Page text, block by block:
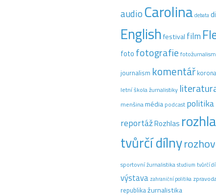
audio Carolina debata
Englishfestival film
foto fotografie
journalism komentář
letní škola žurnalistiky
menšinamédia podcast politika
reportážRozhlas
tvůrčí dílny
sportovní žurnalistikastudium tvůrčí
výstava zahraniční politika
republikažurnalistika